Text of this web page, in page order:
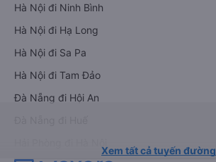
Hà Nội đi Ninh Bình
Hà Nội đi Hạ Long
Hà Nội đi Sa Pa
Hà Nội đi Tam Đảo
Đà Nẵng đi Hội An
Xem tất cả tuyến đường